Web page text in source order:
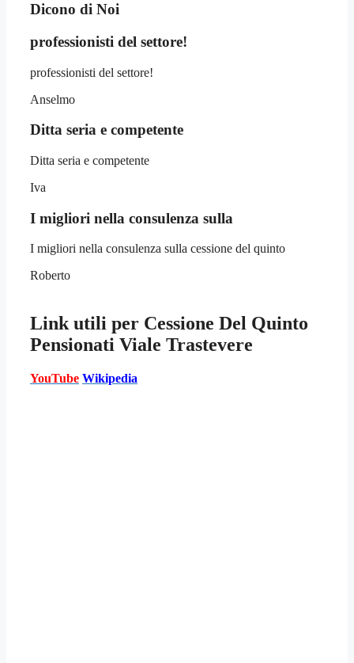
Dicono di Noi
professionisti del settore!
professionisti del settore!
Anselmo
Ditta seria e competente
Ditta seria e competente
Iva
I migliori nella consulenza sulla
I migliori nella consulenza sulla cessione del quinto
Roberto
Link utili per Cessione Del Quinto
Pensionati Viale Trastevere
YouTube Wikipedia